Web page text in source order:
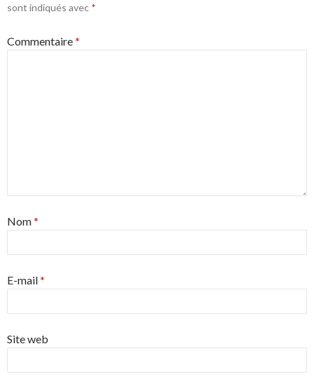
sont indiqués avec *
Commentaire*
Nom*
E-mail*
Site web